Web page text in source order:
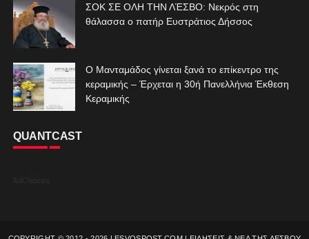
ΣΟΚ ΣΕ ΟΛΗ ΤΗΝ ΛΈΣΒΟ: Νεκρός στη
θάλασσα ο πατήρ Ευστράτιος Δήσσος
Ο Μανταμάδος γίνεται ξανά το επίκεντρο της
κεραμικής – Έρχεται η 30ή Πανελλήνια Έκθεση
Κεραμικής
QUANTCAST